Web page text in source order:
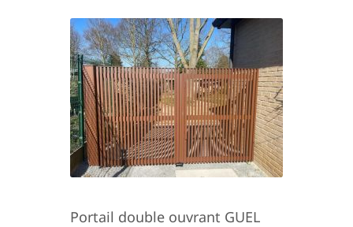
Portail double ouvrant GUEL